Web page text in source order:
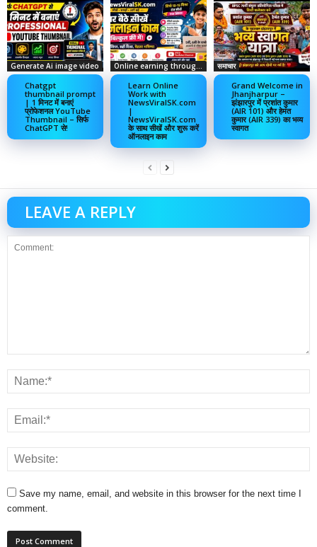
Generate Ai image video
Chatgpt
thumbnail prompt
| 1 मिनट में बनाएं
प्रोफेशनल YouTube
Thumbnail – सिर्फ
ChatGPT से!
Online earning through social media
Learn Online
Work with
NewsViralSK.com
|
NewsViralSK.com
के साथ सीखें और शुरू करें
ऑनलाइन काम
समाचार
Grand Welcome in
Jhanjharpur –
झंझारपुर में प्रशांत कुमार
(AIR 101) और हेमंत
कुमार (AIR 339) का भव्य
स्वागत
LEAVE A REPLY
Save my name, email, and website in this browser for the next time I
comment.